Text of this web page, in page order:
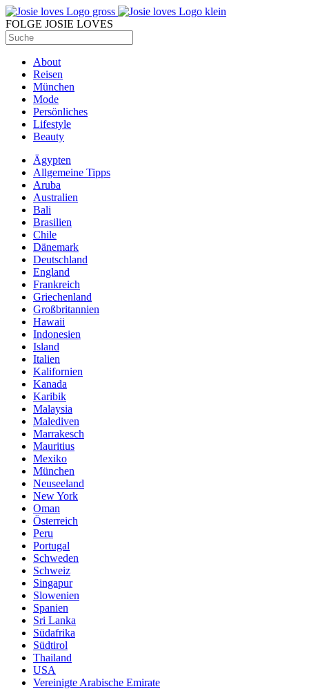
FOLGE JOSIE LOVES
About
Reisen
München
Mode
Persönliches
Lifestyle
Beauty
Ägypten
Allgemeine Tipps
Aruba
Australien
Bali
Brasilien
Chile
Dänemark
Deutschland
England
Frankreich
Griechenland
Großbritannien
Hawaii
Indonesien
Island
Italien
Kalifornien
Kanada
Karibik
Malaysia
Malediven
Marrakesch
Mauritius
Mexiko
München
Neuseeland
New York
Oman
Österreich
Peru
Portugal
Schweden
Schweiz
Singapur
Slowenien
Spanien
Sri Lanka
Südafrika
Südtirol
Thailand
USA
Vereinigte Arabische Emirate